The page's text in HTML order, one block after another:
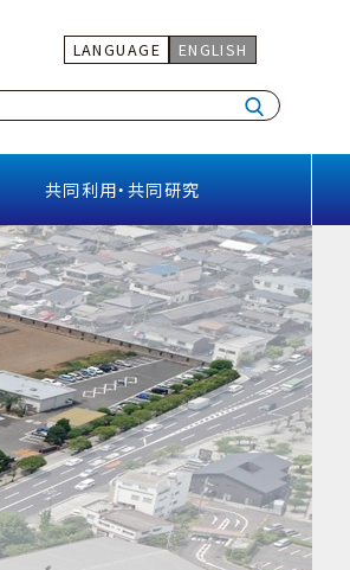
LANGUAGE ENGLISH
共同利用・共同研究